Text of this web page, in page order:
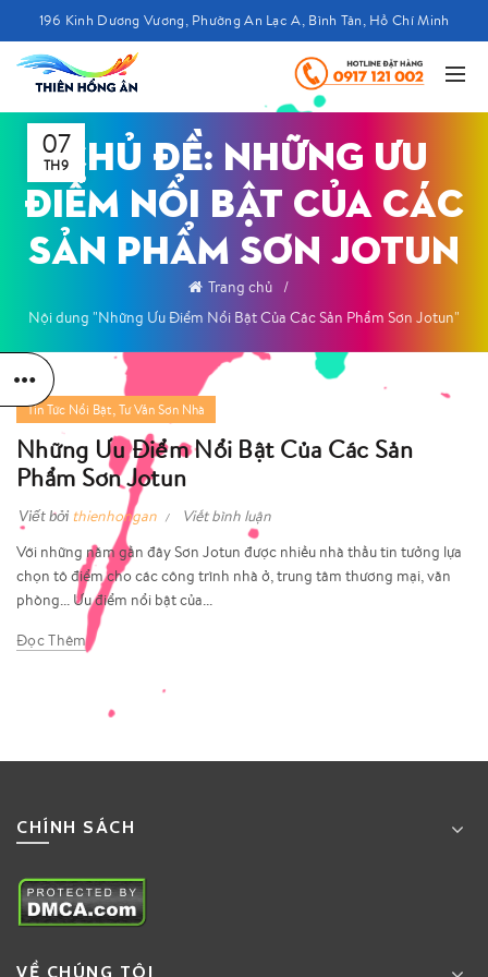
196 Kinh Dương Vương, Phường An Lạc A, Bình Tân, Hồ Chí Minh
CHỦ ĐỀ: NHỮNG ƯU
ĐIỂM NỔI BẬT CỦA CÁC
SẢN PHẨM SƠN JOTUN
Trang chủ
Nội dung "Những Ưu Điểm Nổi Bật Của Các Sản Phẩm Sơn Jotun"
07
TH9
Tin Tức Nổi Bật, Tư Vấn Sơn Nhà
Những Ưu Điểm Nổi Bật Của Các Sản
Phẩm Sơn Jotun
Viết bởi thienhongan
Viết bình luận
Với những năm gần đây Sơn Jotun được nhiều nhà thầu tin tưởng lựa
chọn tô điểm cho các công trình nhà ở, trung tâm thương mại, văn
phòng... Ưu điểm nổi bật của...
Đọc Thêm
CHÍNH SÁCH
VỀ CHÚNG TÔI